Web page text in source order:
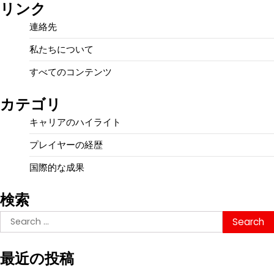
リンク
連絡先
私たちについて
すべてのコンテンツ
カテゴリ
キャリアのハイライト
プレイヤーの経歴
国際的な成果
検索
Search
for:
最近の投稿